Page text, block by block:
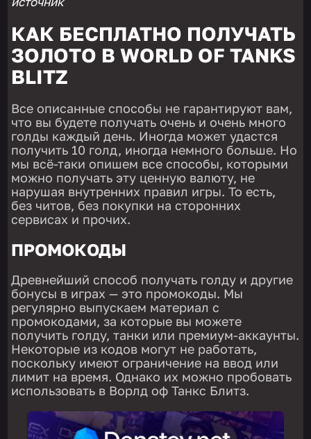
КАК БЕСПЛАТНО ПОЛУЧАТЬ
ЗОЛОТО В WORLD OF TANKS
BLITZ
Все описанные способы не гарантируют вам,
что вы будете получать очень и очень много
голды каждый день. Иногда может удастся
получить 10 голд, иногда немного больше. Но
мы всё-таки опишем все способы, которыми
можно получать эту ценную валюту, не
нарушая внутренних правил игры. То есть,
без читов, без покупки на сторонних
сервисах и прочих.
ПРОМОКОДЫ
Древнейший способ получать голду и другие
бонусы в играх — это промокоды. Мы
регулярно выпускаем материал с
промокодами, за которые вы можете
получить голду, танки или премиум-аккаунты.
Некоторые из кодов могут не работать,
поскольку имеют ограничение на ввод или
лимит на время. Однако их можно пробовать
использовать в Ворлд оф Танкс Блитз.